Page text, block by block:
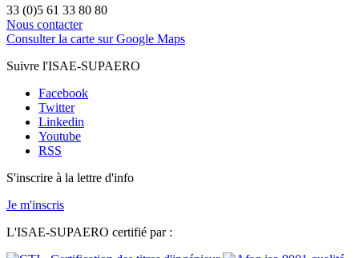
33 (0)5 61 33 80 80
Nous contacter
Consulter la carte sur Google Maps
Suivre l'ISAE-SUPAERO
Facebook
Twitter
Linkedin
Youtube
RSS
S'inscrire à la lettre d'info
Je m'inscris
L'ISAE-SUPAERO certifié par :